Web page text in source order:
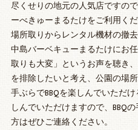
尽くせりの地元の人気店ですの
ーべきゅーまるたけをご利用くだ
場所取りからレンタル機材の撤
中島バーベキューまるたけにお
取りも大変」というお声を聴き
を排除したいと考え、公園の場
手ぶらでBBQを楽しんでいただ
しんでいただけますので、BBQ
方はぜひご連絡ください。